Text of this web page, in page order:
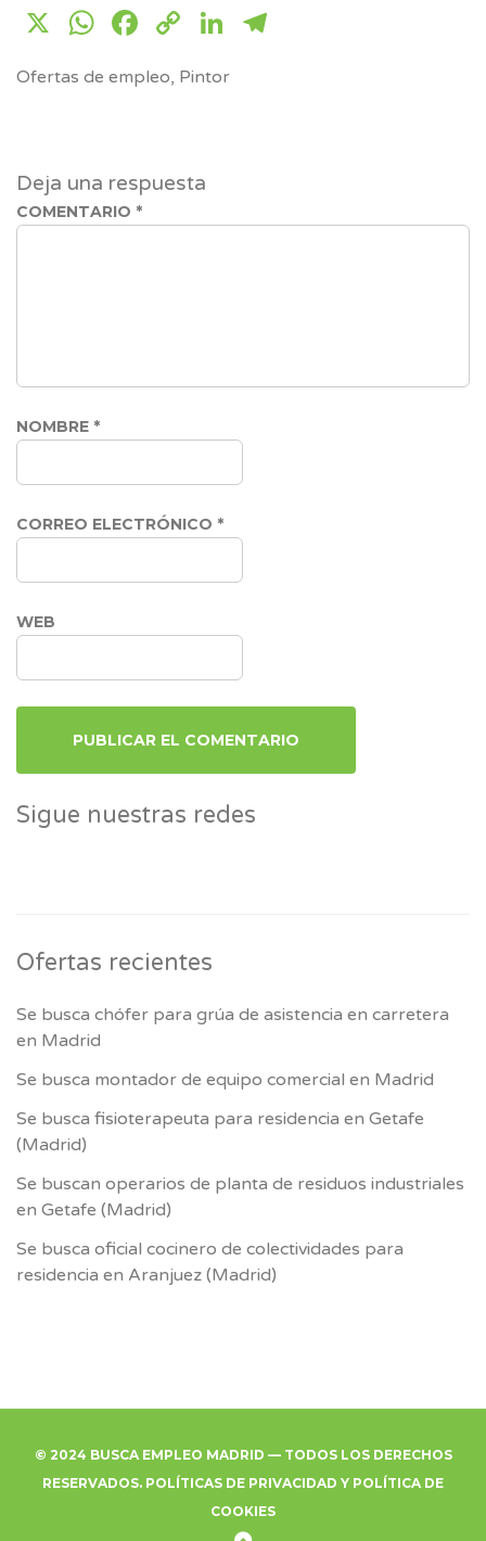
X WhatsApp
Facebook
CopyLinkedIn
Ofertas de empleo, Pintor
Deja una respuesta
COMENTARIO *
NOMBRE *
CORREO ELECTRÓNICO *
WEB
Sigue nuestras redes
Ofertas recientes
Se busca chófer para grúa de asistencia en carretera
en Madrid
Se busca montador de equipo comercial en Madrid
Se busca fisioterapeuta para residencia en Getafe
(Madrid)
Se buscan operarios de planta de residuos industriales
en Getafe (Madrid)
Se busca oficial cocinero de colectividades para
residencia en Aranjuez (Madrid)
© 2024 BUSCA EMPLEO MADRID — TODOS LOS DERECHOS
RESERVADOS. POLÍTICAS DE PRIVACIDAD Y POLÍTICA DE
COOKIES